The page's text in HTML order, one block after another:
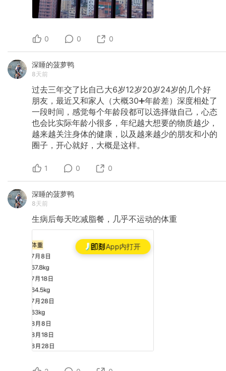
App内打开
0 0 0
深睡的菠萝鸭
8天前
过去三年交了比自己大6岁12岁20岁24岁的几个好
朋友，最近又和家人（大概30➕年龄差）深度相处了
一段时间，感觉每个年龄段都可以选择做自己，心态
也会比实际年龄小很多，年纪越大想要的物质越少，
越来越关注身体的健康，以及越来越少的朋友和小的
圈子，开心就好，大概是这样。
1 0 0
深睡的菠萝鸭
8天前
生病后每天吃减脂餐，几乎不运动的体重